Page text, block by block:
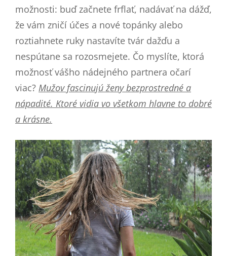
možnosti: buď začnete frflať, nadávať na dážď,
že vám zničí účes a nové topánky alebo
roztiahnete ruky nastavíte tvár dažďu a
nespútane sa rozosmejete. Čo myslíte, ktorá
možnosť vášho nádejného partnera očarí
viac? Mužov fascinujú ženy bezprostredné a
nápadité. Ktoré vidia vo všetkom hlavne to dobré
a krásne.